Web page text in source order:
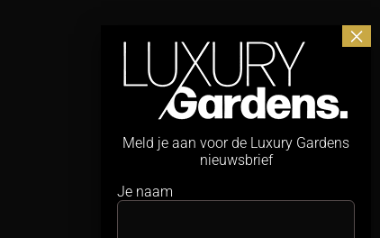
Meld je aan voor de Luxury Gardens
nieuwsbrief
Je naam